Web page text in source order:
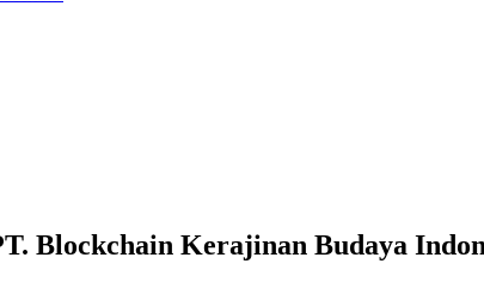
Blockchain Kerajinan Budaya